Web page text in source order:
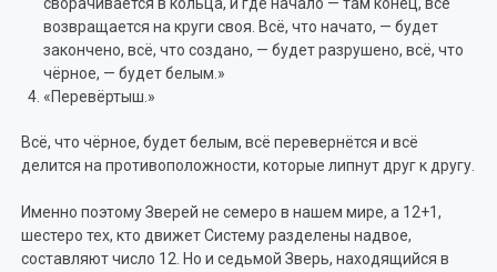
возвращается на круги своя. Всё, что начато, — будет
закончено, всё, что создано, — будет разрушено, всё, что
чёрное, — будет белым.»
«Перевёртыш.»
Всё, что чёрное, будет белым, всё перевернётся и всё
делится на противоположности, которые липнут друг к другу.
Именно поэтому Зверей не семеро в нашем мире, а 12+1,
шестеро тех, кто движет Систему разделены надвое,
составляют число 12. Но и седьмой Зверь, находящийся в